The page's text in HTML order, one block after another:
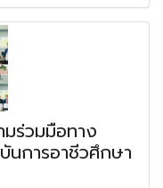
ร่วมมือทาง
นการอาชีวศึกษา